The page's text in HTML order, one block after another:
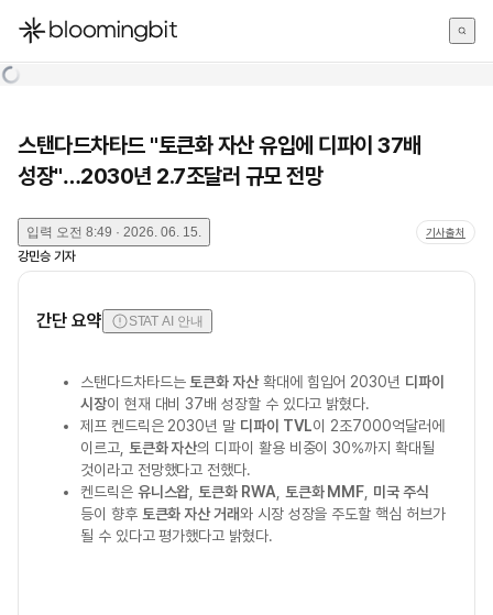
한국어
스탠다드차타드 "토큰화 자산 유입에 디파이 37배
성장"…2030년 2.7조달러 규모 전망
입력 오전 8:49 · 2026. 06. 15. 기사출처
강민승 기자
간단 요약 STAT AI 안내
스탠다드차타드는 토큰화 자산확대에 힘입어 2030년 디파이
시장이 현재 대비 37배 성장할 수 있다고 밝혔다.
제프 켄드릭은 2030년 말 디파이 TVL이 2조7000억달러에
이르고, 토큰화 자산의 디파이 활용 비중이 30%까지 확대될
것이라고 전망했다고 전했다.
켄드릭은 유니스왑 토큰화 RWA 토큰화 MMF 미국 주식
등이 향후 토큰화 자산 거래와 시장 성장을 주도할 핵심 허브가
될 수 있다고 평가했다고 밝혔다.